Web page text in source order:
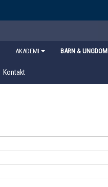
AKADEMI BARN & UNGDOM
Kontakt